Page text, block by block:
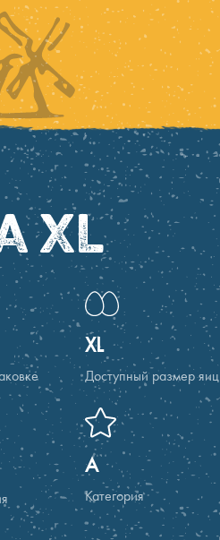
XL
XL
Доступный размер яиц
A
Категория